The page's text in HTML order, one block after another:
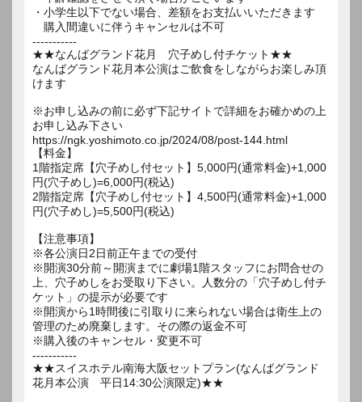
・小学生以下でない場合、差額をお支払いいただきます
購入間違いに伴うキャンセルは不可
-----------
★★なんばグランド花月 穴子めし付チケット★★
なんばグランド花月本公演はご飲食をしながらお楽しみ頂
けます
※お申し込みの前に必ず下記サイトで詳細をお確かめの上
お申し込み下さい
https://ngk.yoshimoto.co.jp/2024/08/post-144.html
【料金】
1階指定席【穴子めし付セット】5,000円(通常料金)+1,000
円(穴子めし)=6,000円(税込)
2階指定席【穴子めし付セット】4,500円(通常料金)+1,000
円(穴子めし)=5,500円(税込)
【注意事項】
※各公演日2日前正午までの受付
※開演30分前～開演までに劇場1階スタッフにお問合せの
上、穴子めしをお受取り下さい。人数分の「穴子めし付チ
ケット」の提示が必要です
※開演から1時間後に引取りに来られない場合は衛生上の
管理のため廃棄します。その際の返金不可
※購入後のキャンセル・変更不可
-----------
★★スイスホテル南海大阪セットプラン(なんばグランド
花月本公演 平日14:30公演限定)★★